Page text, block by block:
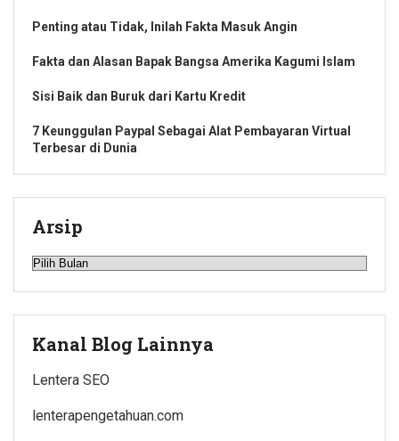
Penting atau Tidak, Inilah Fakta Masuk Angin
Fakta dan Alasan Bapak Bangsa Amerika Kagumi Islam
Sisi Baik dan Buruk dari Kartu Kredit
7 Keunggulan Paypal Sebagai Alat Pembayaran Virtual
Terbesar di Dunia
Arsip
Arsip
Kanal Blog Lainnya
Lentera SEO
lenterapengetahuan.com